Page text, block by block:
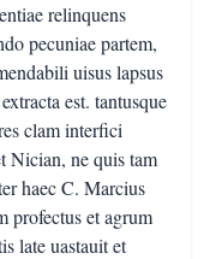
relinquens
pecuniae partem,
uisus lapsus
est. tantusque
clam interfici
Nician, ne quis tam
haec C. Marcius
profectus et agrum
late uastauit et